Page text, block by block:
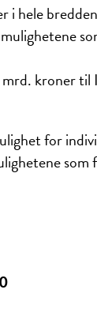
i hele
mrd. kroner til
for